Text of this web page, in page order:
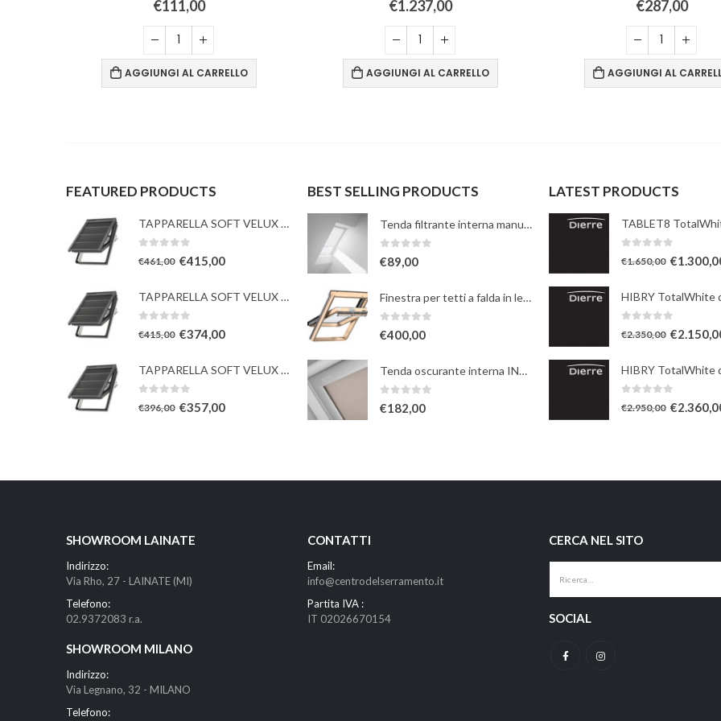
€111,00
AGGIUNGI AL CARRELLO
€1.237,00
AGGIUNGI AL CARRELLO
€287,00
AGGIUNGI AL
FEATURED PRODUCTS
TAPPARELLA SOFT VELUX con TESSUTO oscurante solare
€461,00 €415,00
TAPPARELLA SOFT VELUX con TESSUTO oscurante solare
€415,00 €374,00
TAPPARELLA SOFT VELUX con TESSUTO oscurante solare
€396,00 €357,00
BEST SELLING PRODUCTS
Tenda filtrante interna manuale - bianca
€89,00
Finestra per tetti a falda in legno naturale con apertura a bilico manuale
€400,00
Tenda oscurante interna INTEGRA elettrica a rullo - beige
€182,00
LATEST PRODUCTS
€1.650,00 €
€2.350,00 €
€2.950,00 €
SHOWROOM LAINATE
Indirizzo:
Via Rho, 27 - LAINATE (MI)
Telefono:
02.9372083 r.a.
SHOWROOM MILANO
Indirizzo:
Via Legnano, 32 - MILANO
Telefono:
CONTATTI
Email:
info@centrodelserramento.it
Partita IVA :
IT 02026670154
CERCA NEL SITO
SOCIAL